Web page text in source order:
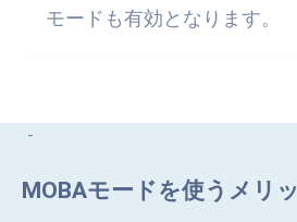
モードも有効となります。
MOBAモードを使うメリ